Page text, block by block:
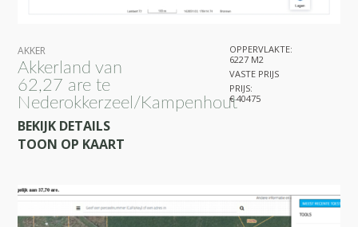
AKKER
Akkerland van
62,27 are te
Nederokkerzeel/Kampenhout
BEKIJK DETAILS
TOON OP KAART
OPPERVLAKTE:
6227 M2
VASTE PRIJS
PRIJS:
€ 40475